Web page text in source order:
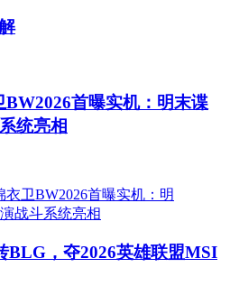
首曝实机：明末谍
统亮相
BLG，夺2026英雄联盟MSI